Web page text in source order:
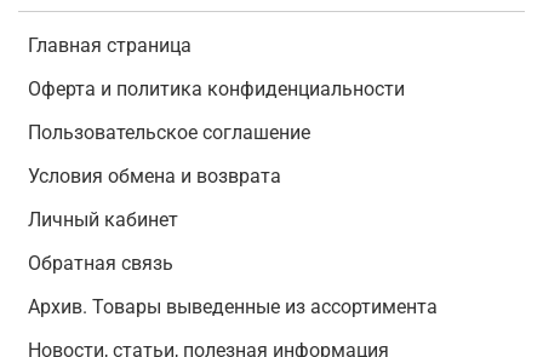
Главная страница
Оферта и политика конфиденциальности
Пользовательское соглашение
Условия обмена и возврата
Личный кабинет
Обратная связь
Архив. Товары выведенные из ассортимента
Новости, статьи, полезная информация